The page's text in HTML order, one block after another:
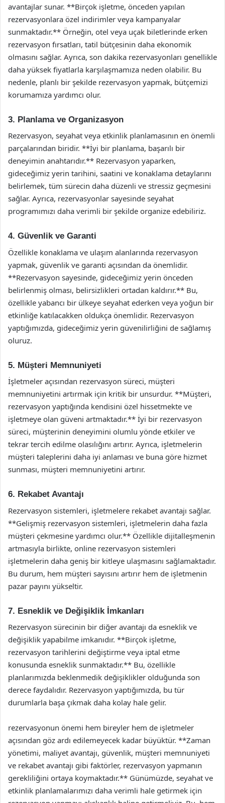
avantajlar sunar. **Birçok işletme, önceden yapılan
rezervasyonlara özel indirimler veya kampanyalar
sunmaktadır.** Örneğin, otel veya uçak biletlerinde erken
rezervasyon fırsatları, tatil bütçesinin daha ekonomik
olmasını sağlar. Ayrıca, son dakika rezervasyonları genellikle
daha yüksek fiyatlarla karşılaşmamıza neden olabilir. Bu
nedenle, planlı bir şekilde rezervasyon yapmak, bütçemizi
korumamıza yardımcı olur.
3. Planlama ve Organizasyon
Rezervasyon, seyahat veya etkinlik planlamasının en önemli
parçalarından biridir. **İyi bir planlama, başarılı bir
deneyimin anahtarıdır.** Rezervasyon yaparken,
gideceğimiz yerin tarihini, saatini ve konaklama detaylarını
belirlemek, tüm sürecin daha düzenli ve stressiz geçmesini
sağlar. Ayrıca, rezervasyonlar sayesinde seyahat
programımızı daha verimli bir şekilde organize edebiliriz.
4. Güvenlik ve Garanti
Özellikle konaklama ve ulaşım alanlarında rezervasyon
yapmak, güvenlik ve garanti açısından da önemlidir.
**Rezervasyon sayesinde, gideceğimiz yerin önceden
belirlenmiş olması, belirsizlikleri ortadan kaldırır.** Bu,
özellikle yabancı bir ülkeye seyahat ederken veya yoğun bir
etkinliğe katılacakken oldukça önemlidir. Rezervasyon
yaptığımızda, gideceğimiz yerin güvenilirliğini de sağlamış
oluruz.
5. Müşteri Memnuniyeti
İşletmeler açısından rezervasyon süreci, müşteri
memnuniyetini artırmak için kritik bir unsurdur. **Müşteri,
rezervasyon yaptığında kendisini özel hissetmekte ve
işletmeye olan güveni artmaktadır.** İyi bir rezervasyon
süreci, müşterinin deneyimini olumlu yönde etkiler ve
tekrar tercih edilme olasılığını artırır. Ayrıca, işletmelerin
müşteri taleplerini daha iyi anlaması ve buna göre hizmet
sunması, müşteri memnuniyetini artırır.
6. Rekabet Avantajı
Rezervasyon sistemleri, işletmelere rekabet avantajı sağlar.
**Gelişmiş rezervasyon sistemleri, işletmelerin daha fazla
müşteri çekmesine yardımcı olur.** Özellikle dijitalleşmenin
artmasıyla birlikte, online rezervasyon sistemleri
işletmelerin daha geniş bir kitleye ulaşmasını sağlamaktadır.
Bu durum, hem müşteri sayısını artırır hem de işletmenin
pazar payını yükseltir.
7. Esneklik ve Değişiklik İmkanları
Rezervasyon sürecinin bir diğer avantajı da esneklik ve
değişiklik yapabilme imkanıdır. **Birçok işletme,
rezervasyon tarihlerini değiştirme veya iptal etme
konusunda esneklik sunmaktadır.** Bu, özellikle
planlarımızda beklenmedik değişiklikler olduğunda son
derece faydalıdır. Rezervasyon yaptığımızda, bu tür
durumlarla başa çıkmak daha kolay hale gelir.
rezervasyonun önemi hem bireyler hem de işletmeler
açısından göz ardı edilemeyecek kadar büyüktür. **Zaman
yönetimi, maliyet avantajı, güvenlik, müşteri memnuniyeti
ve rekabet avantajı gibi faktörler, rezervasyon yapmanın
gerekliliğini ortaya koymaktadır.** Günümüzde, seyahat ve
etkinlik planlamalarımızı daha verimli hale getirmek için